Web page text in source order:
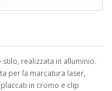
stilo, realizzata in alluminio.
per la marcatura laser,
in cromo e clip